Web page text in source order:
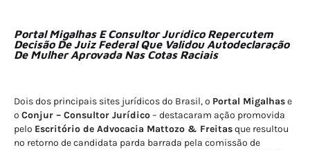
Portal Migalhas E Consultor Jurídico Repercutem
Decisão De Juiz Federal Que Validou Autodeclaração
De Mulher Aprovada Nas Cotas Raciais
Dois dos principais sites jurídicos do Brasil, o Portal Migalhase
o Conjur – Consultor Jurídico– destacaram ação promovida
pelo Escritório de Advocacia Mattozo & Freitasque resultou
no retorno de candidata parda barrada pela comissão de